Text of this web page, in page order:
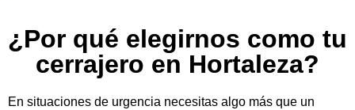
¿Por qué elegirnos como tu
cerrajero en Hortaleza?
En situaciones de urgencia necesitas algo más que un